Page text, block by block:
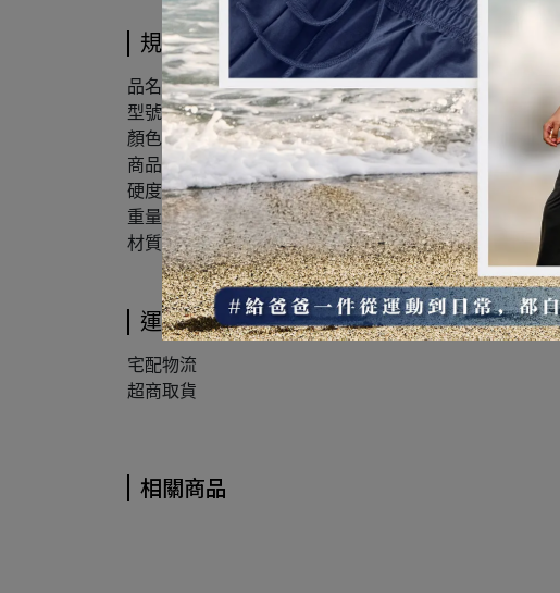
規格說明
品名: MUKASA天然瑜珈磚
型號: MUK-21411
顏色: LOGO款
商品規格: 23*15*7.5CM
硬度: 50D(±5D)
重量: 500g(±5%)
材質: 75%EVA、25%Bio Based生物基
運送方式
宅配物流
超商取貨
相關商品